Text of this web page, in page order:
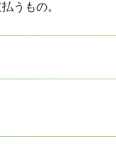
うもの。